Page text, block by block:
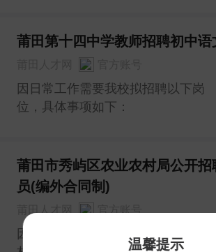
大青少年和家长的欢迎和认可，现
外聘优秀人才，为全区青少年提供
更加全面优质的校外服务。本
莆田第十四中学教师招聘初中语
因日常工作需要我校拟招聘以下岗
位，具体事项如下：
莆田市秀屿区农业农村局公开招
员(编外合同制)
因工作需要，莆田市秀屿区农业农
温馨提示